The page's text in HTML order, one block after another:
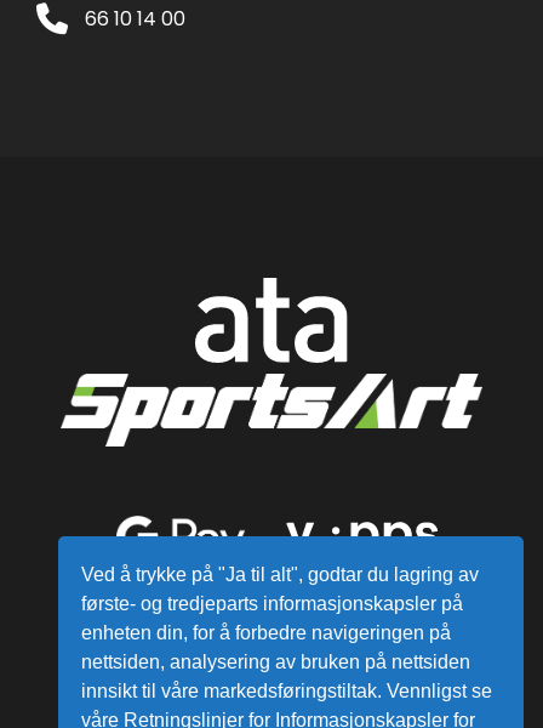
66 10 14 00
Ved å trykke på "Ja til alt", godtar du lagring av
første- og tredjeparts informasjonskapsler på
enheten din, for å forbedre navigeringen på
nettsiden, analysering av bruken på nettsiden
innsikt til våre markedsføringstiltak. Vennligst se
våre Retningslinjer for Informasjonskapsler for